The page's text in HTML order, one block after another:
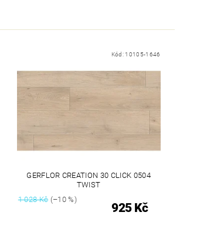
Kód: 10105-1646
GERFLOR CREATION 30 CLICK 0504
TWIST
1 028 Kč(–10 %)
925 Kč